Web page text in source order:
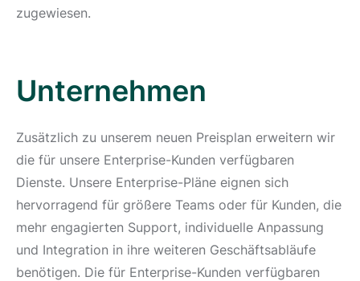
zugewiesen.
Unternehmen
Zusätzlich zu unserem neuen Preisplan erweitern wir
die für unsere Enterprise-Kunden verfügbaren
Dienste. Unsere Enterprise-Pläne eignen sich
hervorragend für größere Teams oder für Kunden, die
mehr engagierten Support, individuelle Anpassung
und Integration in ihre weiteren Geschäftsabläufe
benötigen. Die für Enterprise-Kunden verfügbaren